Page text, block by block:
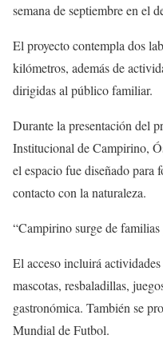
semana de septiembre en el
El proyecto contempla dos
kilómetros, además de
dirigidas al público familiar.
Durante la presentación del
Institucional de Campirino,
el espacio fue diseñado
contacto con la naturaleza.
“Campirino surge de
El acceso incluirá
mascotas, resbaladillas,
gastronómica. También se
Mundial de Futbol.